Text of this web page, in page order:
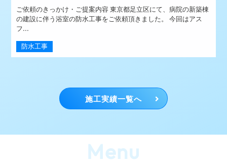
ご依頼のきっかけ・ご提案内容 東京都足立区にて、病院の新築棟
の建設に伴う浴室の防水工事をご依頼頂きました。 今回はアス
フ...
防水工事
施工実績一覧へ
Menu